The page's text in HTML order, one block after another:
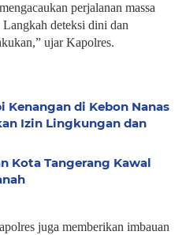
perjalanan massa
deteksi dini dan
ujar Kapolres.
Kenangan di Kebon Nanas
Izin Lingkungan dan
Kota Tangerang Kawal
juga memberikan imbauan